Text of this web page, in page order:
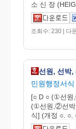
소 신 장
조회수: 230 | 다
선원, 선박,
민원행정서식
[○ D ○ (①선원
(①선원,②선박
식] (개정 ○. ○.